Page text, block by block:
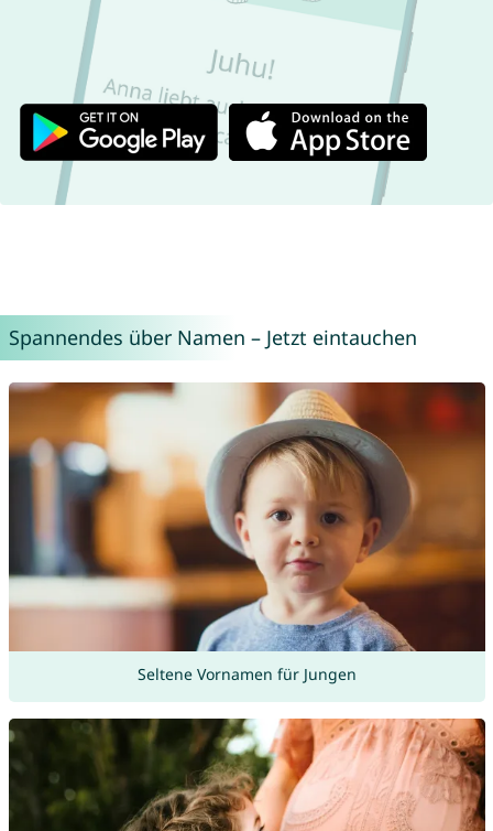
Spannendes über Namen – Jetzt eintauchen
Seltene Vornamen für Jungen